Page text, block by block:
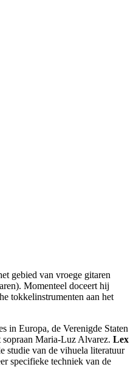
gebied van vroege gitaren
Momenteel doceert hij
tokkelinstrumenten aan het
in Europa, de Verenigde Staten
Maria-Luz Alvarez. Lex
studie van de vihuela literatuur
specifieke techniek van de